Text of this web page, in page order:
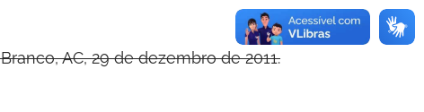
AC, 29 de dezembro de 2011.